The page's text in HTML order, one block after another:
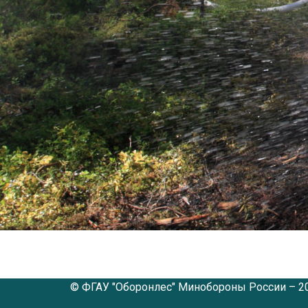
© ФГАУ "Оборонлес" Минобороны России –